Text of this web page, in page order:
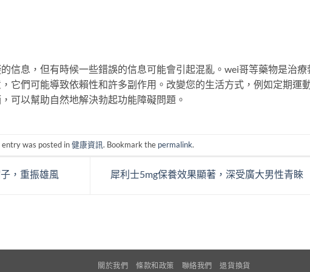
信息，但有時候一些錯誤的信息可能會引起混亂。wei哥等藥物是治療
它們可能導致依賴性和許多副作用。改變您的生活方式，例如定期運
可以幫助自然地解決勃起功能障礙問題。
entry was posted in健康資訊. Bookmark the permalink.
，重振雄風 犀利士5mg保養效果顯著，深受廣大男性青睞
關於我們 條款和政策 聯絡我們 退貨換貨